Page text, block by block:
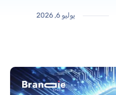
يوليو 6, 2026